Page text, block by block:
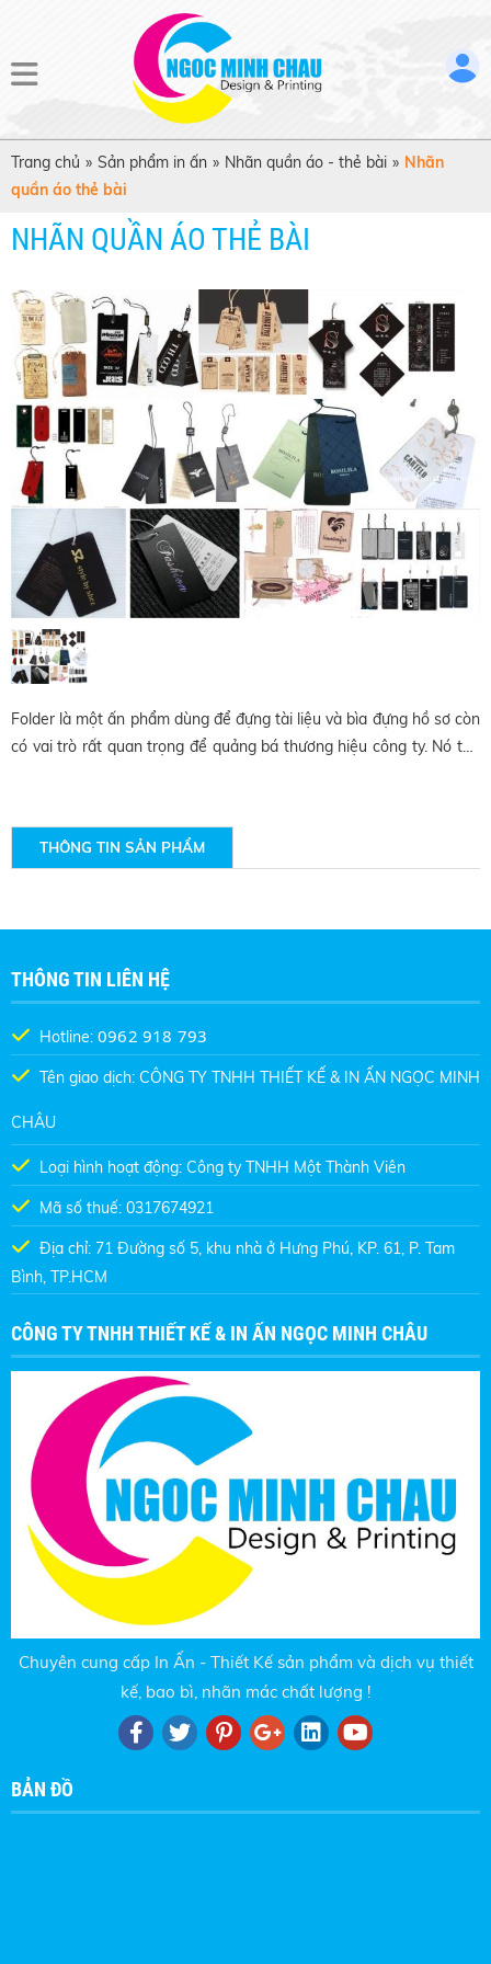
Trang chủ » Sản phẩm in ấn » Nhãn quần áo - thẻ bài » Nhãn
quần áo thẻ bài
NHÃN QUẦN ÁO THẺ BÀI
Folder là một ấn phẩm dùng để đựng tài liệu và bìa đựng hồ sơ còn
có vai trò rất quan trọng để quảng bá thương hiệu công ty. Nó thể
THÔNG TIN SẢN PHẨM
THÔNG TIN LIÊN HỆ
Hotline: 0962 918 793
Tên giao dịch: CÔNG TY TNHH THIẾT KẾ & IN ẤN NGỌC MINH
CHÂU
Loại hình hoạt động: Công ty TNHH Một Thành Viên
Mã số thuế: 0317674921
Địa chỉ: 71 Đường số 5, khu nhà ở Hưng Phú, KP. 61, P. Tam
Bình, TP.HCM
CÔNG TY TNHH THIẾT KẾ & IN ẤN NGỌC MINH CHÂU
Chuyên cung cấp In Ấn - Thiết Kế sản phẩm và dịch vụ thiết
kế, bao bì, nhãn mác chất lượng !
BẢN ĐỒ